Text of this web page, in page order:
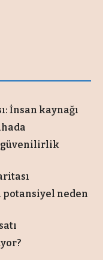
İnsan kaynağı
güvenilirlik
neden